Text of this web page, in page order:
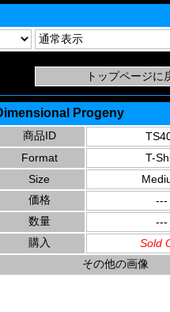
Progeny
商品ID
Format
T-
Size
価格
---
数量
---
購入
Sold
その他の画像